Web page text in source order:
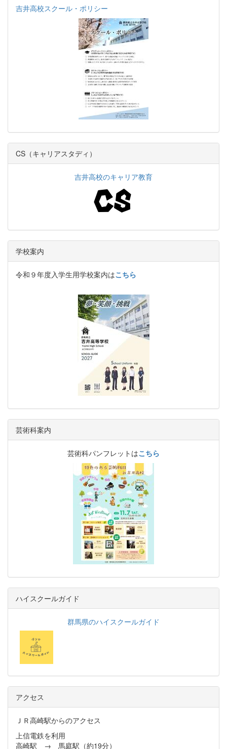
吉井高校スクール・ポリシー
CS（キャリアスタディ）
吉井高校のキャリア教育
学校案内
令和９年度入学生用学校案内はこちら
芸術科案内
芸術科パンフレットはこちら
ハイスクールガイド
群馬県のハイスクールガイド
アクセス
ＪＲ高崎駅からのアクセス
上信電鉄を利用
高崎駅 → 馬庭駅（約19分）